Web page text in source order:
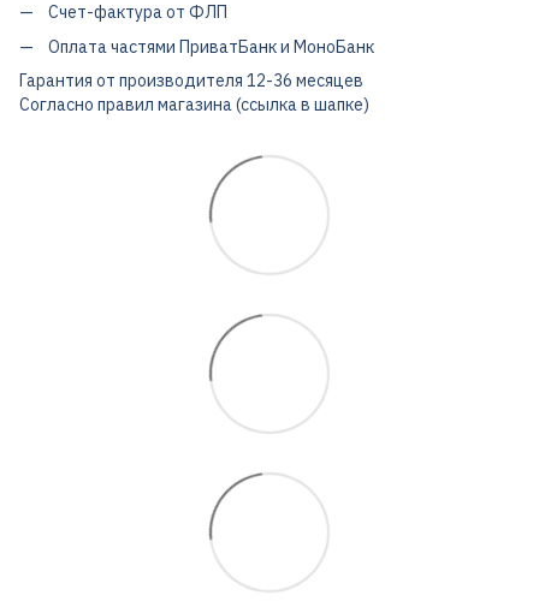
Счет-фактура от ФЛП
Оплата частями ПриватБанк и МоноБанк
Гарантия от производителя 12-36 месяцев
Согласно правил магазина (ссылка в шапке)